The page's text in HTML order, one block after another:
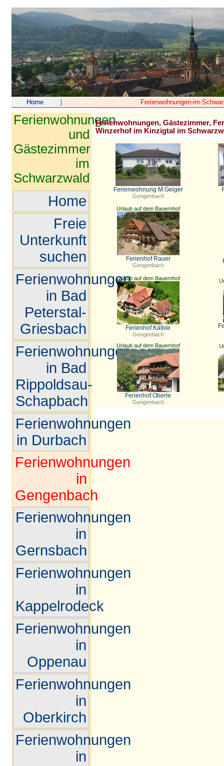
Home Ferienwohnungen-im-
Ferienwohnungen
und
Gästezimmer
im
Schwarzwald
Home
Freie
Unterkunft
suchen
Ferienwohnungen
in Bad
Peterstal-
Griesbach
Ferienwohnungen
in Bad
Rippoldsau-
Schapbach
Ferienwohnungen
in Durbach
Ferienwohnungen
in
Gengenbach
Ferienwohnungen
in
Gernsbach
Ferienwohnungen
in
Kappelrodeck
Ferienwohnungen
in
Oppenau
Ferienwohnungen
in
Oberkirch
Ferienwohnungen
in
Ferienwohnungen, Gästezimmer,
Winzerhof im Kinzigtal im
Ferienwohnung M.Geiger
Gengenbach
Urlaub auf dem Bauernhof
Ferienhof Rauer
Gengenbach
Urlaub auf dem Bauernhof
Ferienhof Kälble
Gengenbach
Urlaub auf dem Bauernhof
Ferienhof Oberle
Gengenbach